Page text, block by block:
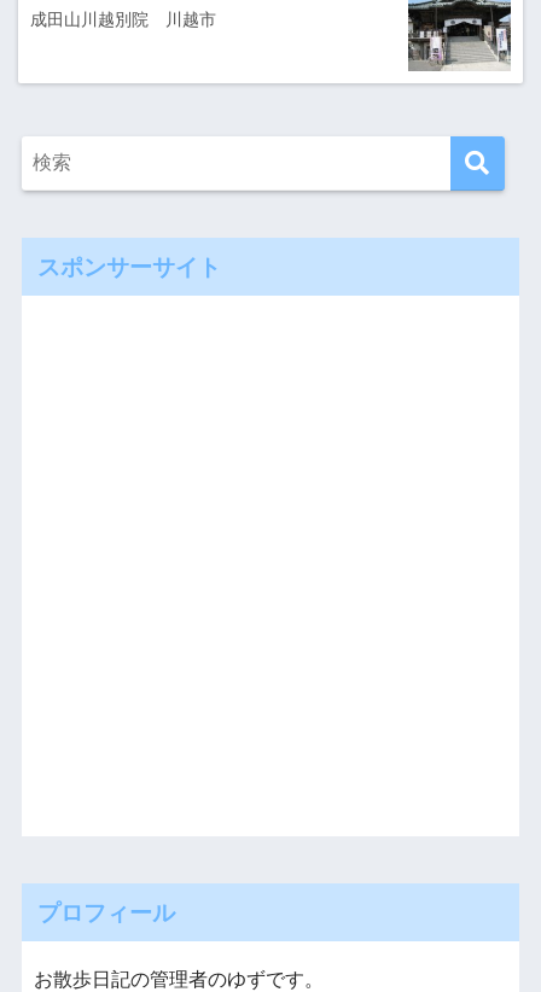
成田山川越別院 川越市
スポンサーサイト
プロフィール
お散歩日記の管理者のゆずです。